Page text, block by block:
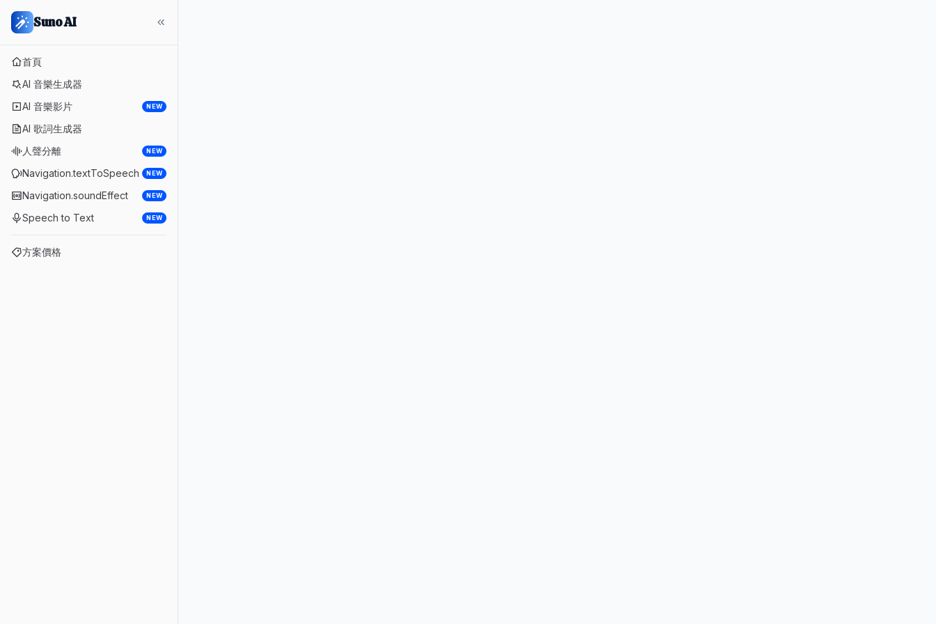
Suno AI
首頁
AI 音樂生成器
AI 音樂影片
NEW
AI 歌詞生成器
人聲分離
NEW
Navigation.textToSpeech NEW
Navigation.soundEffect NEW
Speech to Text NEW
方案價格